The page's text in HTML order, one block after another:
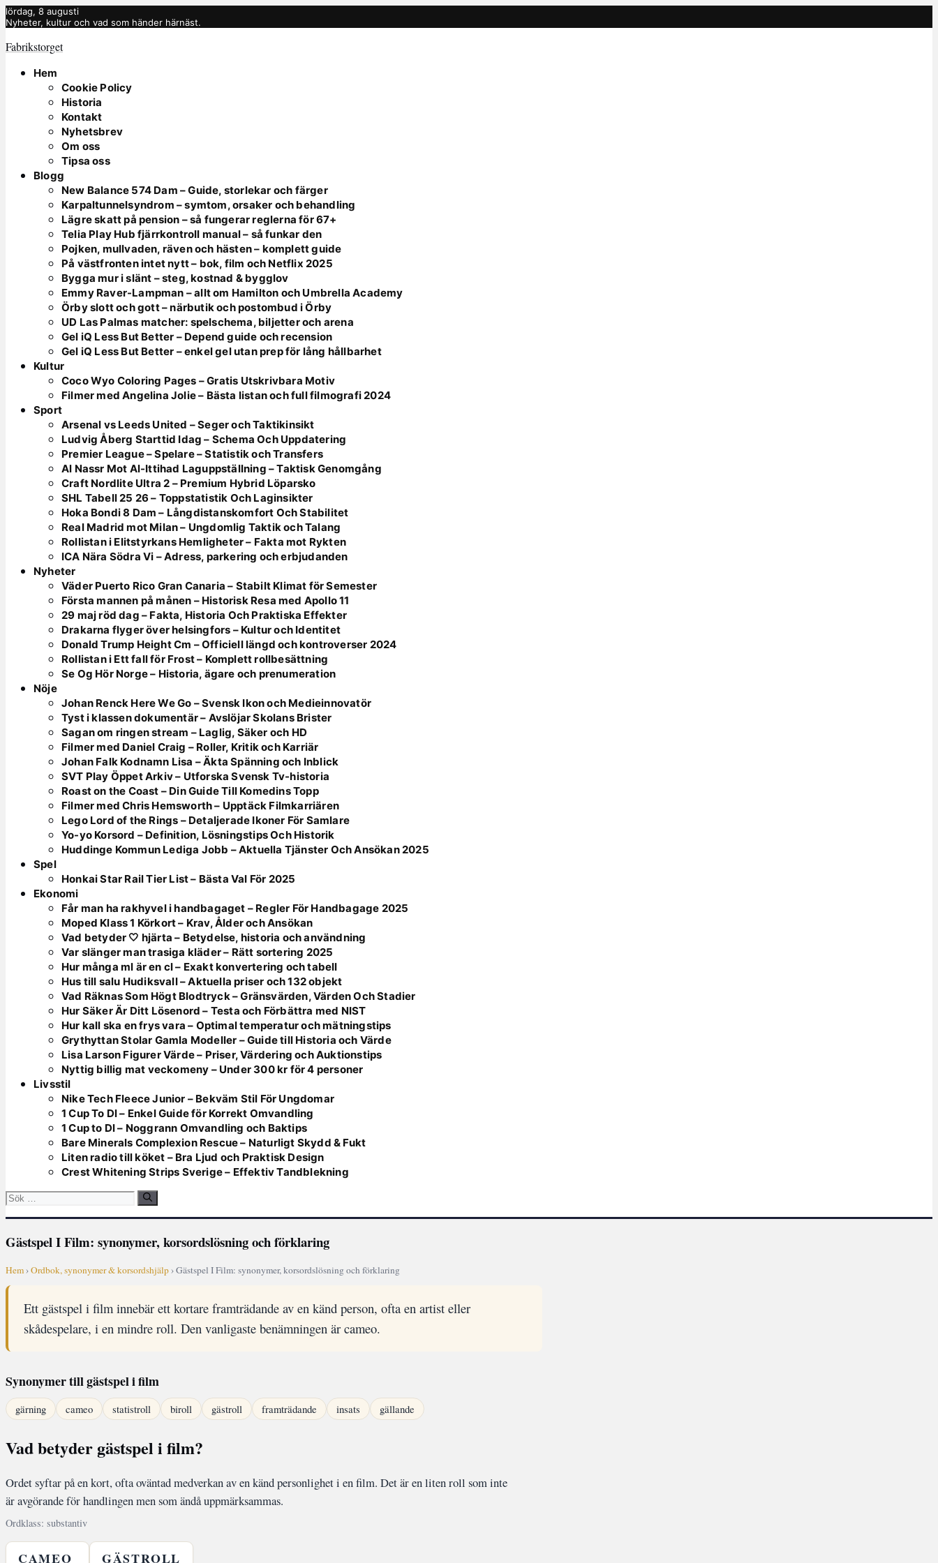
lördag, 8 augusti
Nyheter, kultur och vad som händer härnäst.
Fabrikstorget
Hem
Cookie Policy
Historia
Kontakt
Nyhetsbrev
Om oss
Tipsa oss
Blogg
New Balance 574 Dam – Guide, storlekar och färger
Karpaltunnelsyndrom – symtom, orsaker och behandling
Lägre skatt på pension – så fungerar reglerna för 67+
Telia Play Hub fjärrkontroll manual – så funkar den
Pojken, mullvaden, räven och hästen – komplett guide
På västfronten intet nytt – bok, film och Netflix 2025
Bygga mur i slänt – steg, kostnad & bygglov
Emmy Raver-Lampman – allt om Hamilton och Umbrella Academy
Örby slott och gott – närbutik och postombud i Örby
UD Las Palmas matcher: spelschema, biljetter och arena
Gel iQ Less But Better – Depend guide och recension
Gel iQ Less But Better – enkel gel utan prep för lång hållbarhet
Kultur
Coco Wyo Coloring Pages – Gratis Utskrivbara Motiv
Filmer med Angelina Jolie – Bästa listan och full filmografi 2024
Sport
Arsenal vs Leeds United – Seger och Taktikinsikt
Ludvig Åberg Starttid Idag – Schema Och Uppdatering
Premier League – Spelare – Statistik och Transfers
Al Nassr Mot Al-Ittihad Laguppställning – Taktisk Genomgång
Craft Nordlite Ultra 2 – Premium Hybrid Löparsko
SHL Tabell 25 26 – Toppstatistik Och Laginsikter
Hoka Bondi 8 Dam – Långdistanskomfort Och Stabilitet
Real Madrid mot Milan – Ungdomlig Taktik och Talang
Rollistan i Elitstyrkans Hemligheter – Fakta mot Rykten
ICA Nära Södra Vi – Adress, parkering och erbjudanden
Nyheter
Väder Puerto Rico Gran Canaria – Stabilt Klimat för Semester
Första mannen på månen – Historisk Resa med Apollo 11
29 maj röd dag – Fakta, Historia Och Praktiska Effekter
Drakarna flyger över helsingfors – Kultur och Identitet
Donald Trump Height Cm – Officiell längd och kontroverser 2024
Rollistan i Ett fall för Frost – Komplett rollbesättning
Se Og Hör Norge – Historia, ägare och prenumeration
Nöje
Johan Renck Here We Go – Svensk Ikon och Medieinnovatör
Tyst i klassen dokumentär – Avslöjar Skolans Brister
Sagan om ringen stream – Laglig, Säker och HD
Filmer med Daniel Craig – Roller, Kritik och Karriär
Johan Falk Kodnamn Lisa – Äkta Spänning och Inblick
SVT Play Öppet Arkiv – Utforska Svensk Tv-historia
Roast on the Coast – Din Guide Till Komedins Topp
Filmer med Chris Hemsworth – Upptäck Filmkarriären
Lego Lord of the Rings – Detaljerade Ikoner För Samlare
Yo-yo Korsord – Definition, Lösningstips Och Historik
Huddinge Kommun Lediga Jobb – Aktuella Tjänster Och Ansökan 2025
Spel
Honkai Star Rail Tier List – Bästa Val För 2025
Ekonomi
Får man ha rakhyvel i handbagaget – Regler För Handbagage 2025
Moped Klass 1 Körkort – Krav, Ålder och Ansökan
Vad betyder 🤍 hjärta – Betydelse, historia och användning
Var slänger man trasiga kläder – Rätt sortering 2025
Hur många ml är en cl – Exakt konvertering och tabell
Hus till salu Hudiksvall – Aktuella priser och 132 objekt
Vad Räknas Som Högt Blodtryck – Gränsvärden, Värden Och Stadier
Hur Säker Är Ditt Lösenord – Testa och Förbättra med NIST
Hur kall ska en frys vara – Optimal temperatur och mätningstips
Grythyttan Stolar Gamla Modeller – Guide till Historia och Värde
Lisa Larson Figurer Värde – Priser, Värdering och Auktionstips
Nyttig billig mat veckomeny – Under 300 kr för 4 personer
Livsstil
Nike Tech Fleece Junior – Bekväm Stil För Ungdomar
1 Cup To Dl – Enkel Guide för Korrekt Omvandling
1 Cup to Dl – Noggrann Omvandling och Baktips
Bare Minerals Complexion Rescue – Naturligt Skydd & Fukt
Liten radio till köket – Bra Ljud och Praktisk Design
Crest Whitening Strips Sverige – Effektiv Tandblekning
Sök
Gästspel I Film: synonymer, korsordslösning och förklaring
Hem›Ordbok, synonymer & korsordshjälp› Gästspel I Film: synonymer, korsordslösning och förklaring
Ett gästspel i film innebär ett kortare framträdande av en känd person, ofta en artist eller
skådespelare, i en mindre roll. Den vanligaste benämningen är cameo.
Synonymer till gästspel i film
gärning cameo statistroll biroll gästroll framträdande insats gällande
Vad betyder gästspel i film?
Ordet syftar på en kort, ofta oväntad medverkan av en känd personlighet i en film. Det är en liten roll som inte
är avgörande för handlingen men som ändå uppmärksammas.
Ordklass: substantiv
CAMEO GÄSTROLL